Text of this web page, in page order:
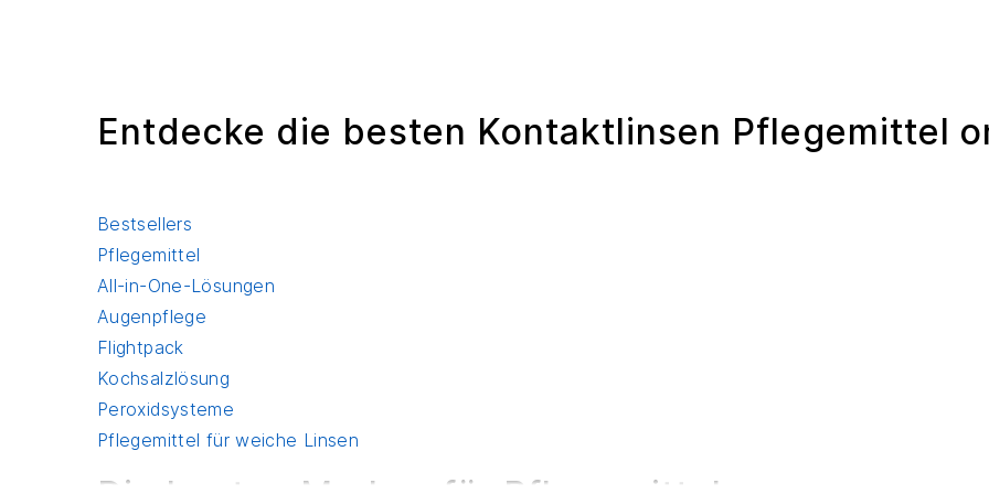
Entdecke die besten Kontaktlinsen Pflegemittel
Bestsellers
Pflegemittel
All-in-One-Lösungen
Augenpflege
Flightpack
Kochsalzlösung
Peroxidsysteme
Pflegemittel für weiche Linsen